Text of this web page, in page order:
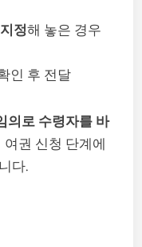
정해 놓은 경우
인 후 전달
의로 수령자를 바
권 신청 단계에
다.